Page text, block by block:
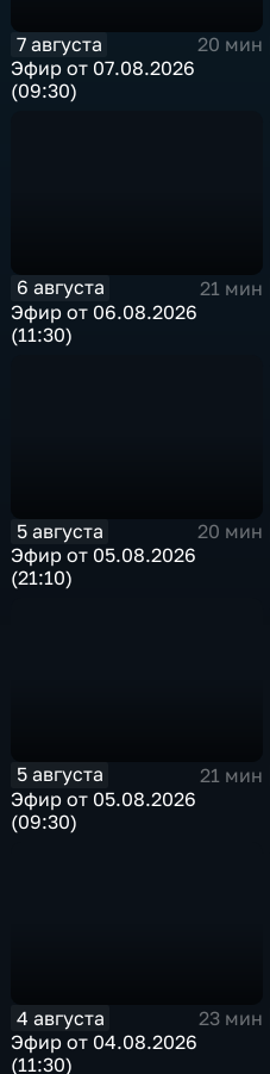
7 августа
20 мин
Эфир от 07.08.2026
(09:30)
6 августа
21 мин
Эфир от 06.08.2026
(11:30)
5 августа
20 мин
Эфир от 05.08.2026
(21:10)
5 августа
21 мин
Эфир от 05.08.2026
(09:30)
4 августа
23 мин
Эфир от 04.08.2026
(11:30)